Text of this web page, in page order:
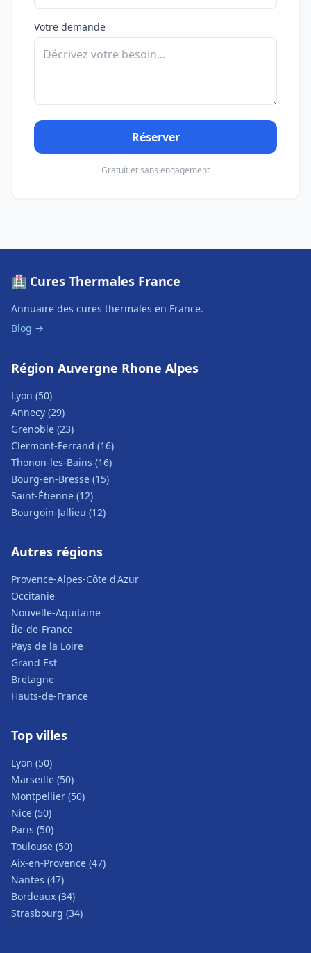
Votre demande
Réserver
Gratuit et sans engagement
🏥 Cures Thermales France
Annuaire des cures thermales en France.
Blog →
Région Auvergne Rhone Alpes
Lyon (50)
Annecy (29)
Grenoble (23)
Clermont-Ferrand (16)
Thonon-les-Bains (16)
Bourg-en-Bresse (15)
Saint-Étienne (12)
Bourgoin-Jallieu (12)
Autres régions
Provence-Alpes-Côte d'Azur
Occitanie
Nouvelle-Aquitaine
Île-de-France
Pays de la Loire
Grand Est
Bretagne
Hauts-de-France
Top villes
Lyon (50)
Marseille (50)
Montpellier (50)
Nice (50)
Paris (50)
Toulouse (50)
Aix-en-Provence (47)
Nantes (47)
Bordeaux (34)
Strasbourg (34)